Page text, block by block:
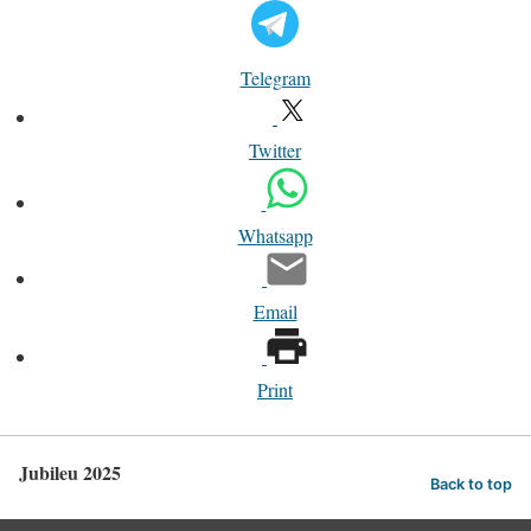
Telegram
Twitter
Whatsapp
Email
Print
Jubileu 2025 Back to top